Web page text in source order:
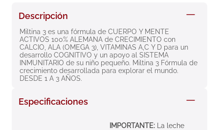
Descripción
Miltina 3 es una fórmula de CUERPO Y MENTE
ACTIVOS 100% ALEMANA de CRECIMIENTO con
CALCIO, ALA (OMEGA 3), VITAMINAS A,C Y D para un
desarrollo COGNITIVO y un apoyo al SISTEMA
INMUNITARIO de su niño pequeño. Miltina 3 Fórmula de
crecimiento desarrollada para explorar el mundo.
DESDE 1 A 3 AÑOS.
Especificaciones
IMPORTANTE: La leche
6 degraler
7. megacistin
8. roche posay
9 . isdin
10.neumoflux